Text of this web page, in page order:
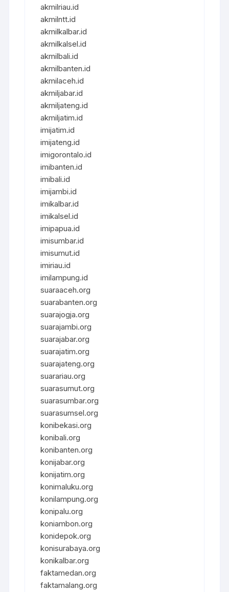
akmilriau.id
akmilntt.id
akmilkalbar.id
akmilkalsel.id
akmilbali.id
akmilbanten.id
akmilaceh.id
akmiljabar.id
akmiljateng.id
akmiljatim.id
imijatim.id
imijateng.id
imigorontalo.id
imibanten.id
imibali.id
imijambi.id
imikalbar.id
imikalsel.id
imipapua.id
imisumbar.id
imisumut.id
imiriau.id
imilampung.id
suaraaceh.org
suarabanten.org
suarajogja.org
suarajambi.org
suarajabar.org
suarajatim.org
suarajateng.org
suarariau.org
suarasumut.org
suarasumbar.org
suarasumsel.org
konibekasi.org
konibali.org
konibanten.org
konijabar.org
konijatim.org
konimaluku.org
konilampung.org
konipalu.org
koniambon.org
konidepok.org
konisurabaya.org
konikalbar.org
faktamedan.org
faktamalang.org